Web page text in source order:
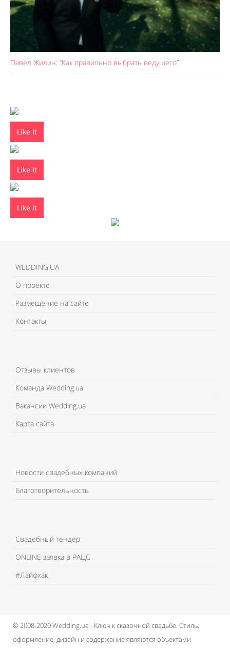
Павел Жилин: “Как правильно выбрать ведущего”
Like It
Like It
Like It
WEDDING.UA
О проекте
Размещение на сайте
Контакты
Отзывы клиентов
Команда Wedding.ua
Вакансии Wedding.ua
Карта сайта
Новости свадебных компаний
Благотворительность
Свадебный тендер
ONLINE заявка в РАЦС
#Лайфхак
© 2008-2020 Wedding.ua - Ключ к сказочной свадьбе. Стиль,
оформление, дизайн и содержание являются объектами